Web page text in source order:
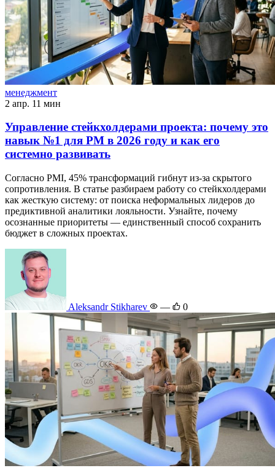
менеджмент
2 апр. 11 мин
Управление стейкхолдерами проекта: почему это
навык №1 для PM в 2026 году и как его
системно развивать
Согласно PMI, 45% трансформаций гибнут из-за скрытого
сопротивления. В статье разбираем работу со стейкхолдерами
как жесткую систему: от поиска неформальных лидеров до
предиктивной аналитики лояльности. Узнайте, почему
осознанные приоритеты — единственный способ сохранить
бюджет в сложных проектах.
Aleksandr Stikharev — 0